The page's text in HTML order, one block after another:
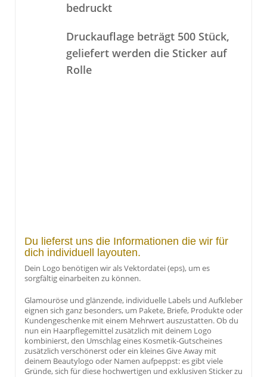
bedruckt
Druckauflage beträgt 500 Stück,
geliefert werden die Sticker auf
Rolle
Du lieferst uns die Informationen die wir für
dich individuell layouten.
Dein Logo benötigen wir als Vektordatei (eps), um es
sorgfältig einarbeiten zu können.
Glamouröse und glänzende, individuelle Labels und Aufkleber
eignen sich ganz besonders, um Pakete, Briefe, Produkte oder
Kundengeschenke mit einem Mehrwert auszustatten. Ob du
nun ein Haarpflegemittel zusätzlich mit deinem Logo
kombinierst, den Umschlag eines Kosmetik-Gutscheines
zusätzlich verschönerst oder ein kleines Give Away mit
deinem Beautylogo oder Namen aufpeppst: es gibt viele
Gründe, sich für diese hochwertigen und exklusiven Sticker zu